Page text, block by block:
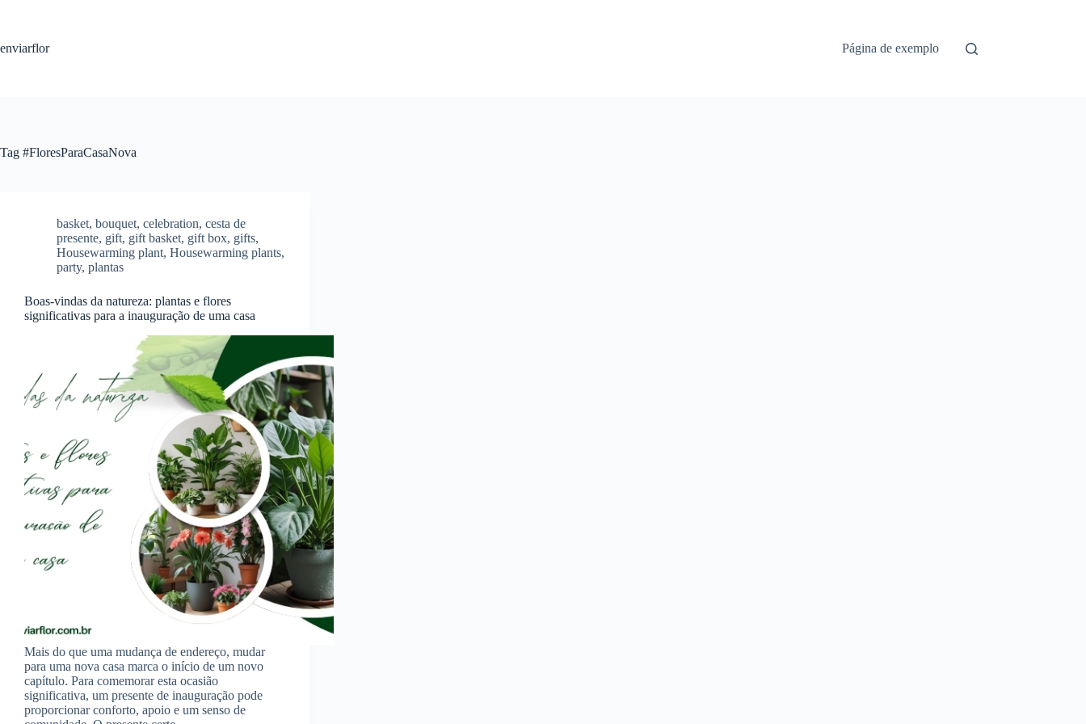
i
e
enviarflor Página de exemplo
Tag #FloresParaCasaNova
basket, bouquet, celebration, cesta de
presente, gift, gift basket, gift box, gifts,
Housewarming plant, Housewarming plants,
party, plantas
Boas-vindas da natureza: plantas e flores
significativas para a inauguração de uma casa
Mais do que uma mudança de endereço, mudar
para uma nova casa marca o início de um novo
capítulo. Para comemorar esta ocasião
significativa, um presente de inauguração pode
proporcionar conforto, apoio e um senso de